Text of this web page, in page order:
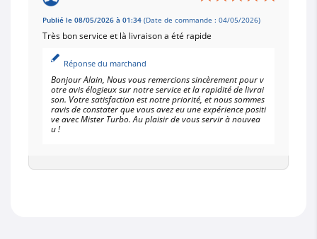
Publié le 08/05/2026 à 01:34 (Date de commande : 04/05/2026)
Très bon service et là livraison a été rapide
Réponse du marchand
Bonjour Alain, Nous vous remercions sincèrement pour v
otre avis élogieux sur notre service et la rapidité de livrai
son. Votre satisfaction est notre priorité, et nous sommes
ravis de constater que vous avez eu une expérience positi
ve avec Mister Turbo. Au plaisir de vous servir à nouvea
u !